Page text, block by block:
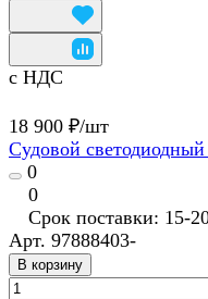
с НДС
18 900 ₽/шт
Судовой
0
0
Срок поставки: 15-
Арт. 97888403-
В корзину